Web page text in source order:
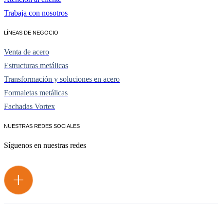
Trabaja con nosotros
LÍNEAS DE NEGOCIO
Venta de acero
Estructuras metálicas
Transformación y soluciones en acero
Formaletas metálicas
Fachadas Vortex
NUESTRAS REDES SOCIALES
Síguenos en nuestras redes